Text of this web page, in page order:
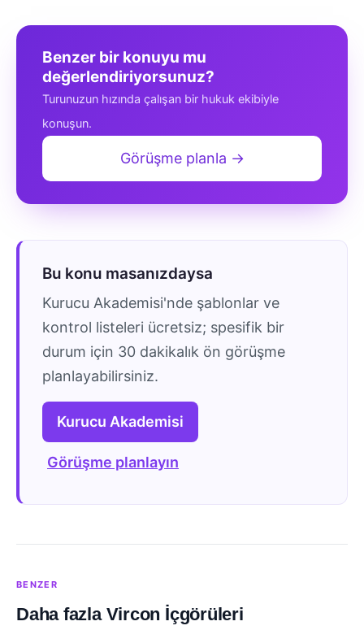
Benzer bir konuyu mu
değerlendiriyorsunuz?
Turunuzun hızında çalışan bir hukuk ekibiyle
konuşun.
Görüşme planla →
Bu konu masanızdaysa
Kurucu Akademisi'nde şablonlar ve
kontrol listeleri ücretsiz; spesifik bir
durum için 30 dakikalık ön görüşme
planlayabilirsiniz.
Kurucu Akademisi
Görüşme planlayın
BENZER
Daha fazla Vircon İçgörüleri